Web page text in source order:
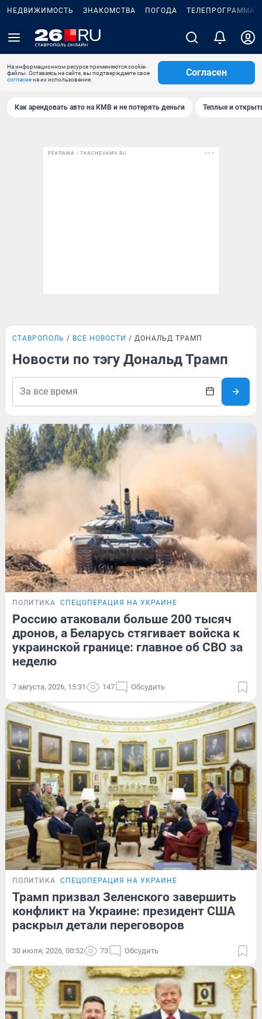
НЕДВИЖИМОСТЬ ЗНАКОМСТВА ПОГОДА ТЕЛЕПРОГРАММА
На информационном ресурсе применяются cookie-
файлы. Оставаясь на сайте, вы подтверждаете свое
согласиена их использование.
Согласен
Как арендовать авто на КМВ и не потерять деньги Теплые и
РЕКЛАМА • TKACHEVKMV.RU
СТАВРОПОЛЬ ВСЕ НОВОСТИ ДОНАЛЬД ТРАМП
Новости по тэгу Дональд Трамп
ПОЛИТИКА СПЕЦОПЕРАЦИЯ НА УКРАИНЕ
Россию атаковали больше 200 тысяч
дронов, а Беларусь стягивает войска к
украинской границе: главное об СВО за
неделю
7 августа, 2026, 15:31 147 Обсудить
ПОЛИТИКА СПЕЦОПЕРАЦИЯ НА УКРАИНЕ
Трамп призвал Зеленского завершить
конфликт на Украине: президент США
раскрыл детали переговоров
30 июля, 2026, 00:52 73 Обсудить